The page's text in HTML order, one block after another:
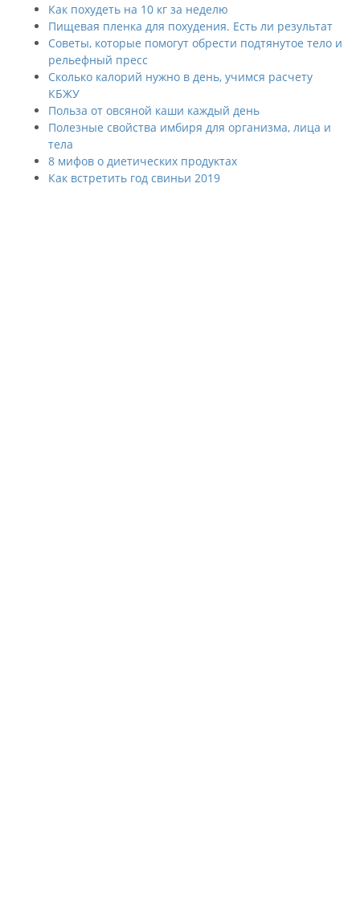
Как похудеть на 10 кг за неделю
Пищевая пленка для похудения. Есть ли результат
Советы, которые помогут обрести подтянутое тело и
рельефный пресс
Сколько калорий нужно в день, учимся расчету
КБЖУ
Польза от овсяной каши каждый день
Полезные свойства имбиря для организма, лица и
тела
8 мифов о диетических продуктах
Как встретить год свиньи 2019